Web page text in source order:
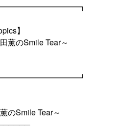
】
薫のSmile Tear～
のSmile Tear～